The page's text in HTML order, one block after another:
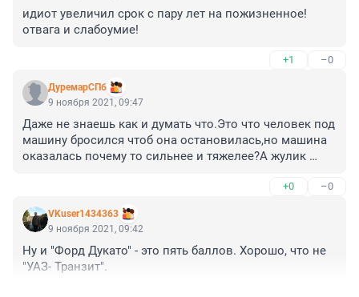
идиот увеличил срок с пару лет на пожизненное!
отвага и слабоумие!
+1 –0
ДуремарСПб
9 ноября 2021, 09:47
Даже не знаешь как и думать что.Это что человек под
машину бросился чтоб она остановилась,но машина
оказалась почему то сильнее и тяжелее?А жулик
+0 –0
VKuser1434363
9 ноября 2021, 09:42
Ну и "Форд Дукато" - это пять баллов. Хорошо, что не
"УАЗ- Транзит".